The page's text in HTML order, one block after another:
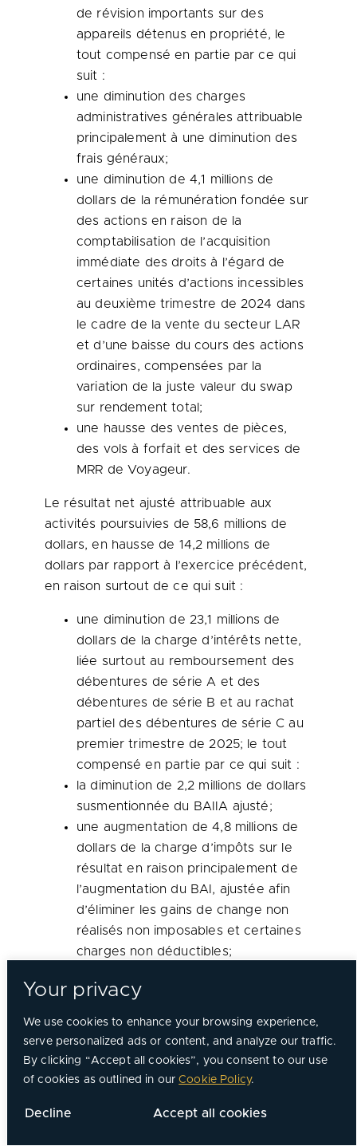
Your privacy
We use cookies to enhance your browsing experience,
serve personalized ads or content, and analyze our traffic.
By clicking “Accept all cookies”, you consent to our use
of cookies as outlined in ourCookie Policy.
Decline Accept all cookies
de révision importants sur des
appareils détenus en propriété, le
tout compensé en partie par ce qui
suit :
une diminution des charges
administratives générales attribuable
principalement à une diminution des
frais généraux;
une diminution de 4,1 millions de
dollars de la rémunération fondée sur
des actions en raison de la
comptabilisation de l’acquisition
immédiate des droits à l’égard de
certaines unités d’actions incessibles
au deuxième trimestre de 2024 dans
le cadre de la vente du secteur LAR
et d’une baisse du cours des actions
ordinaires, compensées par la
variation de la juste valeur du swap
sur rendement total;
une hausse des ventes de pièces,
des vols à forfait et des services de
MRR de Voyageur.
Le résultat net ajusté attribuable aux
activités poursuivies de 58,6 millions de
dollars, en hausse de 14,2 millions de
dollars par rapport à l’exercice précédent,
en raison surtout de ce qui suit :
une diminution de 23,1 millions de
dollars de la charge d’intérêts nette,
liée surtout au remboursement des
débentures de série A et des
débentures de série B et au rachat
partiel des débentures de série C au
premier trimestre de 2025; le tout
compensé en partie par ce qui suit :
la diminution de 2,2 millions de dollars
susmentionnée du BAIIA ajusté;
une augmentation de 4,8 millions de
dollars de la charge d’impôts sur le
résultat en raison principalement de
l’augmentation du BAI, ajustée afin
d’éliminer les gains de change non
réalisés non imposables et certaines
charges non déductibles;
dollars de la dotation aux
attribuable aux dépenses
d’investissement; le tout compensé
par la variation des estimations
certains appareils;